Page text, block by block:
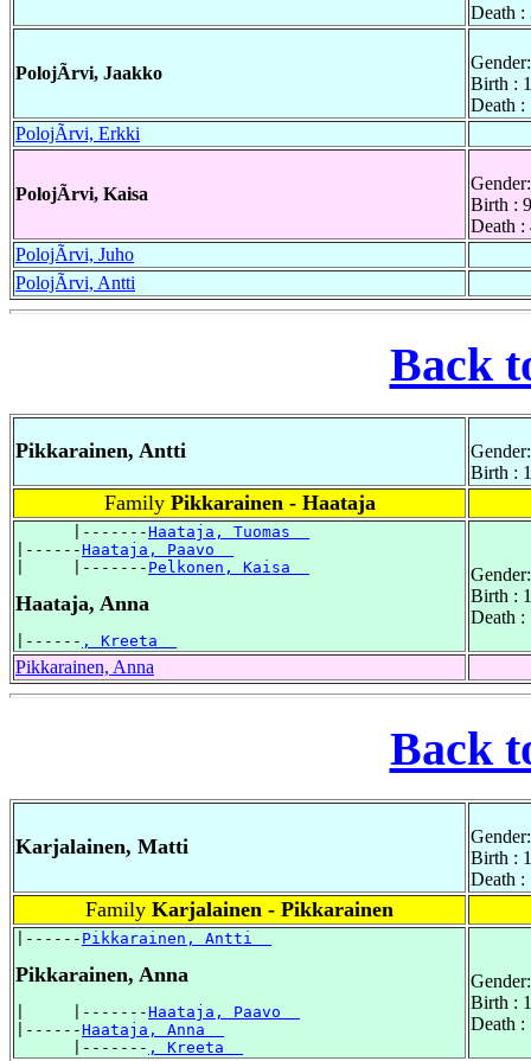
Death :
PolojÃrvi, Jaakko
Birth :
Death :
PolojÃrvi, Erkki
PolojÃrvi, Kaisa
Birth :
Death :
PolojÃrvi, Juho
PolojÃrvi, Antti
Back
Pikkarainen, Antti
Birth :
Family Pikkarainen - Haataja
      |-------
Haataja, Tuomas
|------Haataja, Paavo
|     |------- Pelkonen, Kaisa
Haataja, Anna
|------ , Kreeta
Birth :
Death :
Pikkarainen, Anna
Back
Karjalainen, Matti
Birth :
Death :
Family Karjalainen - Pikkarainen
|------ Pikkarainen, Antti
Pikkarainen, Anna
|     |-------Haataja, Paavo
|------Haataja, Anna
      |-------
, Kreeta
Birth :
Death :